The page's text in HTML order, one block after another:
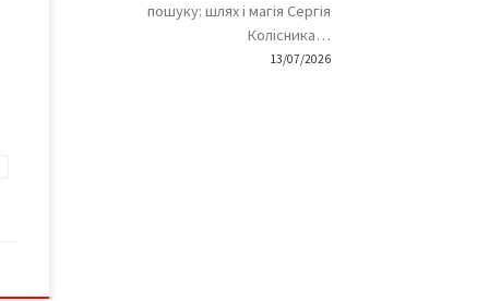
пошуку: шлях і магія Сергія
Колісника…
13/07/2026